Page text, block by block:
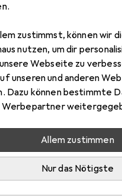
zustimmst, können wir
nutzen, um dir
Webseite zu
unseren und anderen
Dazu können bestimmte
Allem zustimmen
Nur das Nötigste
Mutter einzeln
inkl. MwSt.
lieferbar
Mehr